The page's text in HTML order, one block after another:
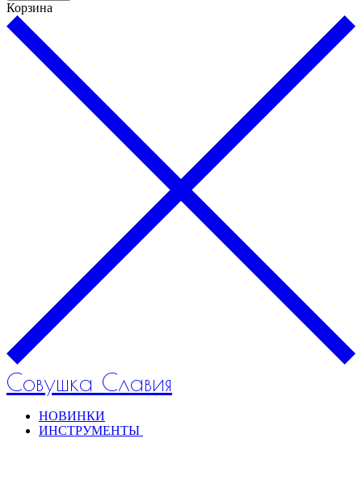
Корзина
Совушка Славия
НОВИНКИ
ИНСТРУМЕНТЫ